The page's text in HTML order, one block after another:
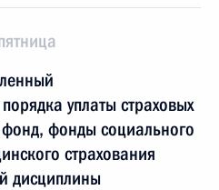
уплаты страховых
фонды социального
страхования
дисциплины